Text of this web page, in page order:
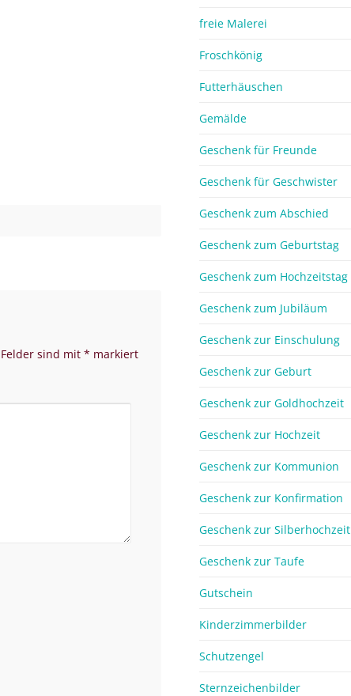
sind mit * markiert
freie Malerei
Froschkönig
Futterhäuschen
Gemälde
Geschenk für Freunde
Geschenk für Geschwister
Geschenk zum Abschied
Geschenk zum Geburtstag
Geschenk zum Hochzeitstag
Geschenk zum Jubiläum
Geschenk zur Einschulung
Geschenk zur Geburt
Geschenk zur Goldhochzeit
Geschenk zur Hochzeit
Geschenk zur Kommunion
Geschenk zur Konfirmation
Geschenk zur Silberhochzeit
Geschenk zur Taufe
Gutschein
Kinderzimmerbilder
Schutzengel
Sternzeichenbilder